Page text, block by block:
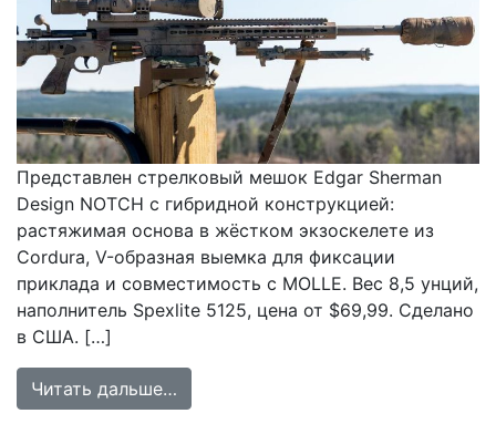
Представлен стрелковый мешок Edgar Sherman
Design NOTCH с гибридной конструкцией:
растяжимая основа в жёстком экзоскелете из
Cordura, V-образная выемка для фиксации
приклада и совместимость с MOLLE. Вес 8,5 унций,
наполнитель Spexlite 5125, цена от $69,99. Сделано
в США. […]
Читать дальше…